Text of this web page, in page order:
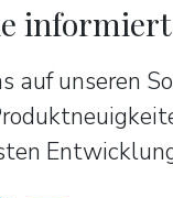
informiert
auf unseren